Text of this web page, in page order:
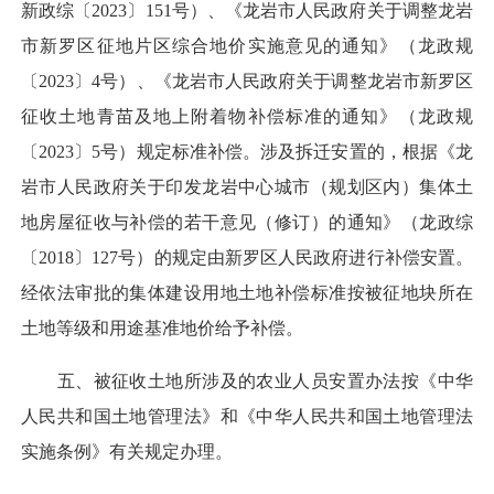
新政综〔2023〕151号）、《龙岩市人民政府关于调整龙岩
市新罗区征地片区综合地价实施意见的通知》（龙政规
〔2023〕4号）、《龙岩市人民政府关于调整龙岩市新罗区
征收土地青苗及地上附着物补偿标准的通知》（龙政规
〔2023〕5号）规定标准补偿。涉及拆迁安置的，根据《龙
岩市人民政府关于印发龙岩中心城市（规划区内）集体土
地房屋征收与补偿的若干意见（修订）的通知》（龙政综
〔2018〕127号）的规定由新罗区人民政府进行补偿安置。
经依法审批的集体建设用地土地补偿标准按被征地块所在
土地等级和用途基准地价给予补偿。
五、被征收土地所涉及的农业人员安置办法按《中华
人民共和国土地管理法》和《中华人民共和国土地管理法
实施条例》有关规定办理。